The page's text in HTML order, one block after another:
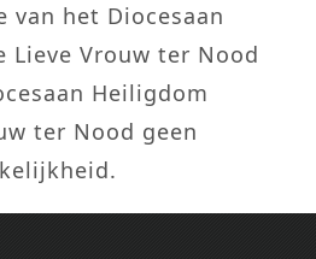
het Diocesaan
Lieve Vrouw ter Nood
Heiligdom
ter Nood geen